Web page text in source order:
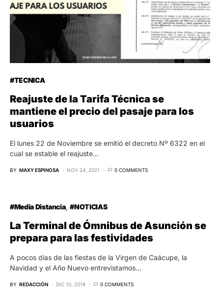
#TECNICA
Reajuste de la Tarifa Técnica se
mantiene el precio del pasaje para los
usuarios
El lunes 22 de Noviembre se emitió el decreto Nº 6322 en el
cual se estable el reajuste…
BY MAXY ESPINOSA NOV 24, 2021 0 COMMENTS
#Media Distancia #NOTICIAS
La Terminal de Ómnibus de Asunción se
prepara para las festividades
A pocos días de las fiestas de la Virgen de Caácupe, la
Navidad y el Año Nuevo entrevistamos…
BY REDACCIÓN DIC 10, 2018 0 COMMENTS